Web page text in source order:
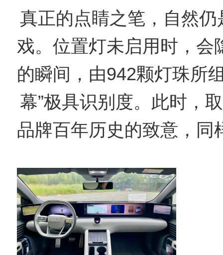
真正的点睛之笔，自然仍
戏。位置灯未启用时，
的瞬间，由942颗灯珠所
幕”极具识别度。此时，
品牌百年历史的致意，同